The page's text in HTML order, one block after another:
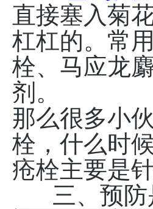
直接塞入菊
杠杠的。常
栓、马应龙
剂。
那么很多小
栓，什么时
疮栓主要是
三、预防